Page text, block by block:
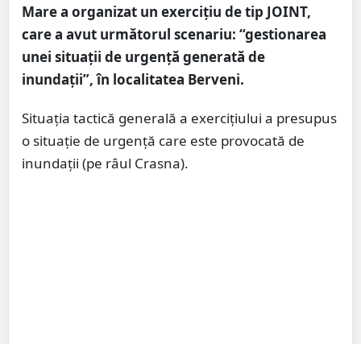
Mare a organizat un exercițiu de tip JOINT,
care a avut următorul scenariu: “gestionarea
unei situații de urgență generată de
inundații”, în localitatea Berveni.
Situația tactică generală a exercițiului a presupus
o situație de urgență care este provocată de
inundații (pe râul Crasna).